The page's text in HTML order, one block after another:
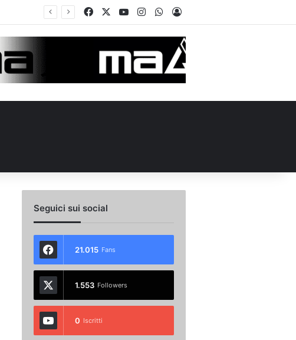
FacebookYou TubeInstagramWhatsApp
Accedi
Seguici sui social
21.015 Fans
1.553 Followers
0 Iscritti